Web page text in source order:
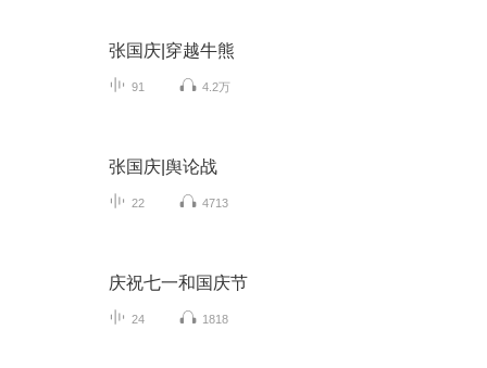
张国庆|穿越牛熊
91 4.2万
张国庆|舆论战
22 4713
庆祝七一和国庆节
24 1818